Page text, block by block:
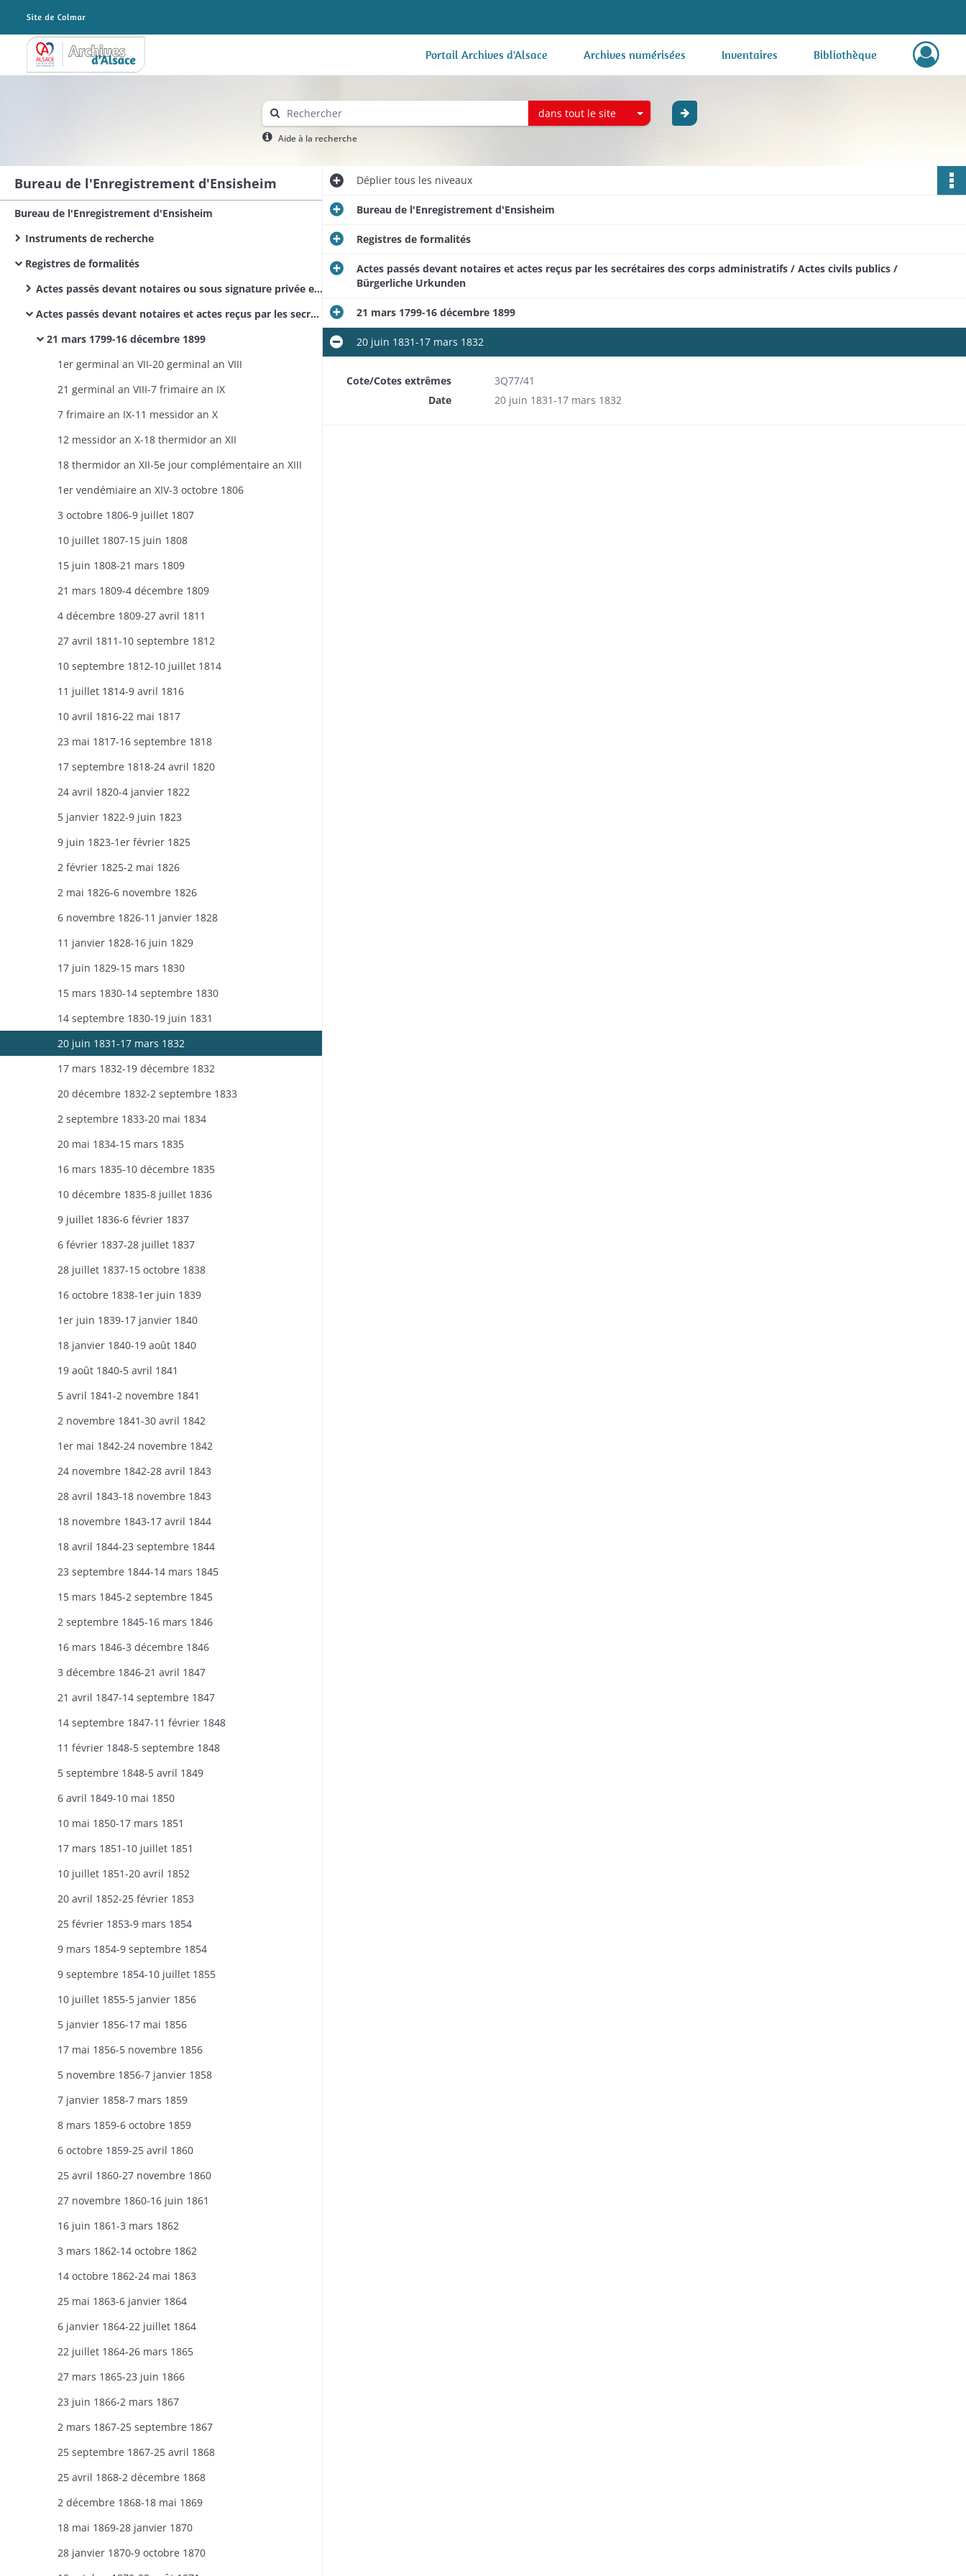
Archives Alsace - Colmar Portail Archives d'Alsace Archives numérisées Inventaires Bibliothèque
dans tout le site
Aide à la recherche
Bureau de l'Enregistrement d'Ensisheim
Bureau de l'Enregistrement d'Ensisheim
Instruments de recherche
Registres de formalités
Actes passés devant notaires ou sous signature privée et actes reçus par les secrétaires des corps municipaux et administratifs
Actes passés devant notaires et actes reçus par les secrétaires des corps administratifs / Actes civils publics / Bürgerliche Urkunden
21 mars 1799-16 décembre 1899
1er germinal an VII-20 germinal an VIII
21 germinal an VIII-7 frimaire an IX
7 frimaire an IX-11 messidor an X
12 messidor an X-18 thermidor an XII
18 thermidor an XII-5e jour complémentaire an XIII
1er vendémiaire an XIV-3 octobre 1806
3 octobre 1806-9 juillet 1807
10 juillet 1807-15 juin 1808
15 juin 1808-21 mars 1809
21 mars 1809-4 décembre 1809
4 décembre 1809-27 avril 1811
27 avril 1811-10 septembre 1812
10 septembre 1812-10 juillet 1814
11 juillet 1814-9 avril 1816
10 avril 1816-22 mai 1817
23 mai 1817-16 septembre 1818
17 septembre 1818-24 avril 1820
24 avril 1820-4 janvier 1822
5 janvier 1822-9 juin 1823
9 juin 1823-1er février 1825
2 février 1825-2 mai 1826
2 mai 1826-6 novembre 1826
6 novembre 1826-11 janvier 1828
11 janvier 1828-16 juin 1829
17 juin 1829-15 mars 1830
15 mars 1830-14 septembre 1830
14 septembre 1830-19 juin 1831
20 juin 1831-17 mars 1832
17 mars 1832-19 décembre 1832
20 décembre 1832-2 septembre 1833
2 septembre 1833-20 mai 1834
20 mai 1834-15 mars 1835
16 mars 1835-10 décembre 1835
10 décembre 1835-8 juillet 1836
9 juillet 1836-6 février 1837
6 février 1837-28 juillet 1837
28 juillet 1837-15 octobre 1838
16 octobre 1838-1er juin 1839
1er juin 1839-17 janvier 1840
18 janvier 1840-19 août 1840
19 août 1840-5 avril 1841
5 avril 1841-2 novembre 1841
2 novembre 1841-30 avril 1842
1er mai 1842-24 novembre 1842
24 novembre 1842-28 avril 1843
28 avril 1843-18 novembre 1843
18 novembre 1843-17 avril 1844
18 avril 1844-23 septembre 1844
23 septembre 1844-14 mars 1845
15 mars 1845-2 septembre 1845
2 septembre 1845-16 mars 1846
16 mars 1846-3 décembre 1846
3 décembre 1846-21 avril 1847
21 avril 1847-14 septembre 1847
14 septembre 1847-11 février 1848
11 février 1848-5 septembre 1848
5 septembre 1848-5 avril 1849
6 avril 1849-10 mai 1850
10 mai 1850-17 mars 1851
17 mars 1851-10 juillet 1851
10 juillet 1851-20 avril 1852
20 avril 1852-25 février 1853
25 février 1853-9 mars 1854
9 mars 1854-9 septembre 1854
9 septembre 1854-10 juillet 1855
10 juillet 1855-5 janvier 1856
5 janvier 1856-17 mai 1856
17 mai 1856-5 novembre 1856
5 novembre 1856-7 janvier 1858
7 janvier 1858-7 mars 1859
8 mars 1859-6 octobre 1859
6 octobre 1859-25 avril 1860
25 avril 1860-27 novembre 1860
27 novembre 1860-16 juin 1861
16 juin 1861-3 mars 1862
3 mars 1862-14 octobre 1862
14 octobre 1862-24 mai 1863
25 mai 1863-6 janvier 1864
6 janvier 1864-22 juillet 1864
22 juillet 1864-26 mars 1865
27 mars 1865-23 juin 1866
23 juin 1866-2 mars 1867
2 mars 1867-25 septembre 1867
25 septembre 1867-25 avril 1868
25 avril 1868-2 décembre 1868
2 décembre 1868-18 mai 1869
18 mai 1869-28 janvier 1870
28 janvier 1870-9 octobre 1870
Dépliertous les niveaux
Bureau de l'Enregistrement d'Ensisheim
Registres de formalités
Actes passés devant notaires et actes reçus par les secrétaires des corps administratifs / Actes civils publics /
Bürgerliche Urkunden
21 mars 1799-16 décembre 1899
20 juin 1831-17 mars 1832
Cote/Cotes extrêmes
3Q77/41
Date
20 juin 1831-17 mars 1832